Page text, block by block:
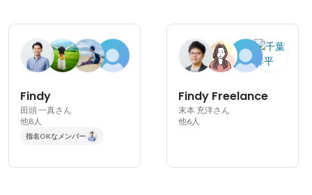
Findy
田頭 一真さん
他8人
指名OKなメンバー
Findy Freelance
末本 充洋さん
他6人